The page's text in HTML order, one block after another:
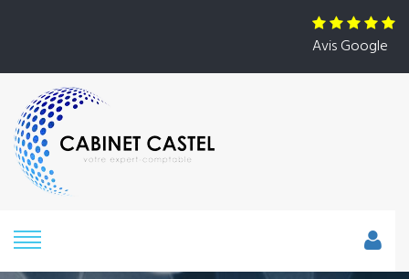
Avis Google